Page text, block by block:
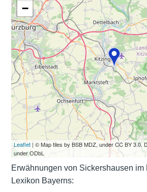
−
Leaflet| © Map tiles by BSB MDZ, under CC BY 3.0.
under ODbL
Erwähnungen von Sickershausen im
Lexikon Bayerns: